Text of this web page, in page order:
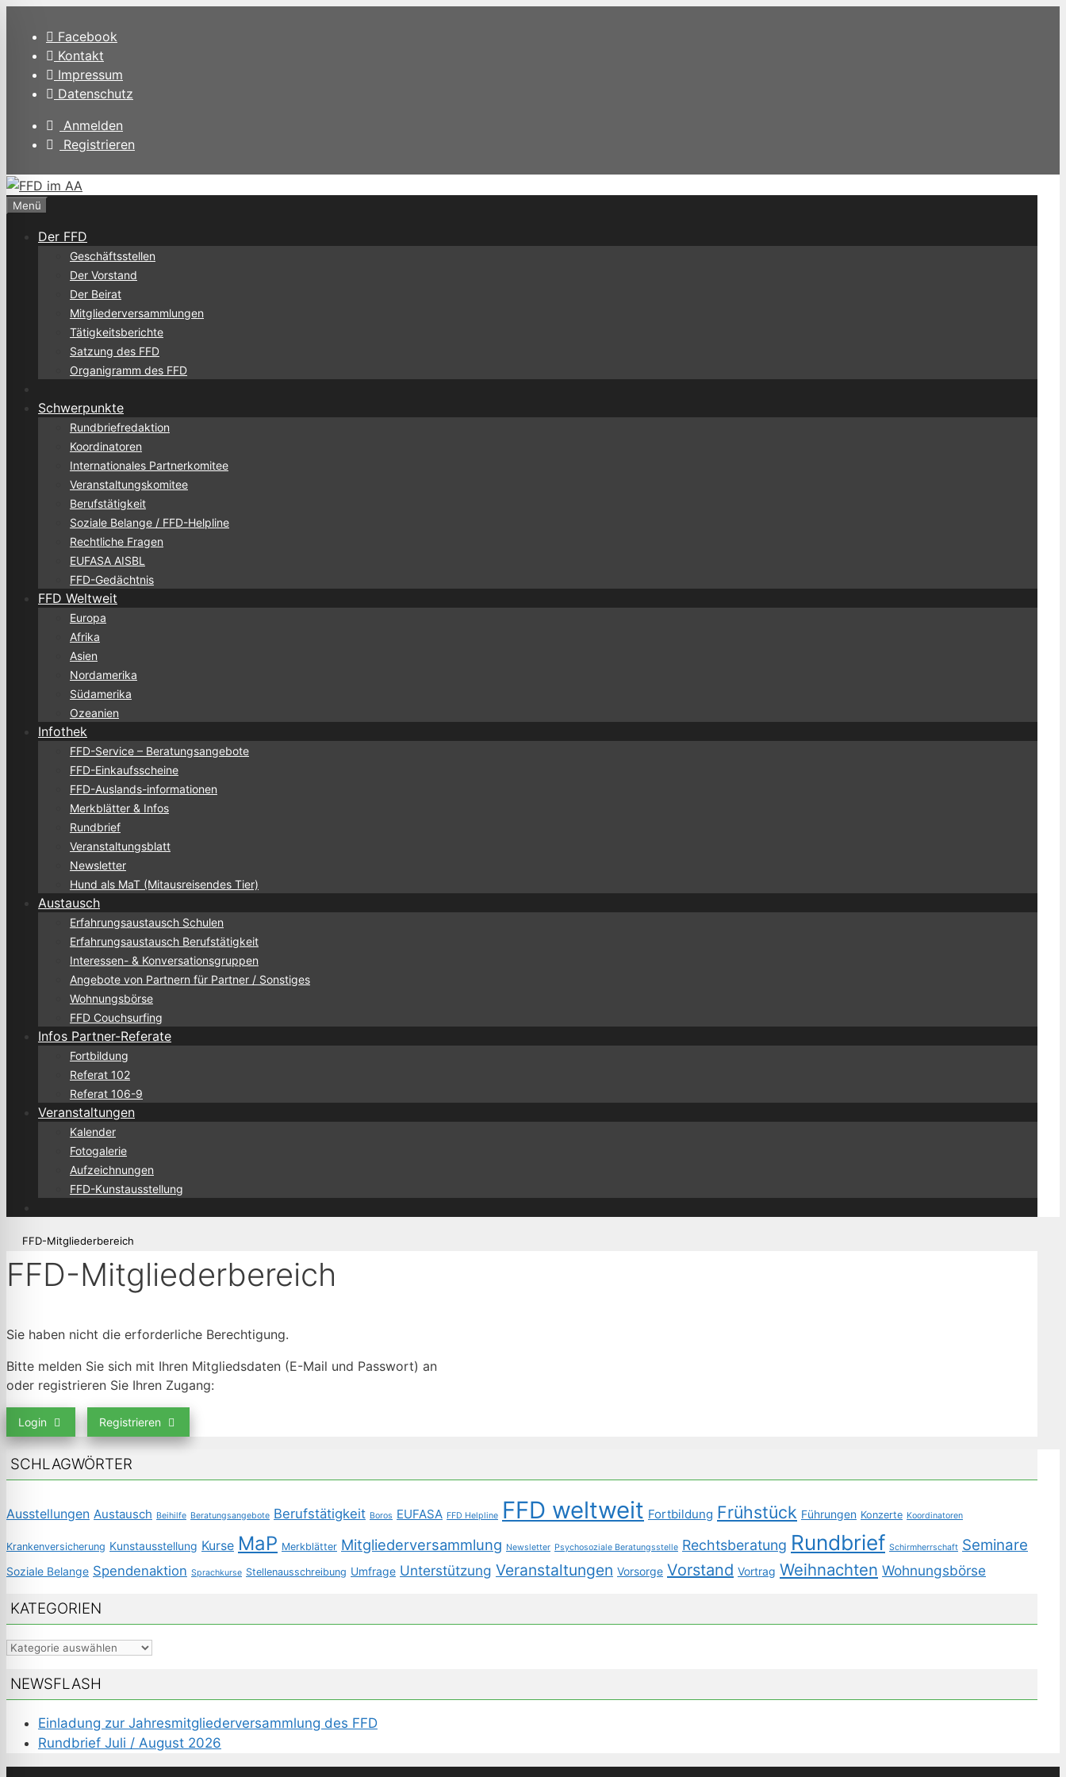
Inhalt
springen
Facebook
Kontakt
Impressum
Datenschutz
Anmelden
Registrieren
Menü
Der FFD
Geschäftsstellen
Der Vorstand
Der Beirat
Mitgliederversammlungen
Tätigkeitsberichte
Satzung des FFD
Organigramm des FFD
Schwerpunkte
Rundbriefredaktion
Koordinatoren
Internationales Partnerkomitee
Veranstaltungskomitee
Berufstätigkeit
Soziale Belange / FFD-Helpline
Rechtliche Fragen
EUFASA AISBL
FFD-Gedächtnis
FFD Weltweit
Europa
Afrika
Asien
Nordamerika
Südamerika
Ozeanien
Infothek
FFD-Service – Beratungsangebote
FFD-Einkaufsscheine
FFD-Auslands-informationen
Merkblätter & Infos
Rundbrief
Veranstaltungsblatt
Newsletter
Hund als MaT (Mitausreisendes Tier)
Austausch
Erfahrungsaustausch Schulen
Erfahrungsaustausch Berufstätigkeit
Interessen- & Konversationsgruppen
Angebote von Partnern für Partner / Sonstiges
Wohnungsbörse
FFD Couchsurfing
Infos Partner-Referate
Fortbildung
Referat 102
Referat 106-9
Veranstaltungen
Kalender
Fotogalerie
Aufzeichnungen
FFD-Kunstausstellung
FFD-Mitgliederbereich
FFD-Mitgliederbereich
Sie haben nicht die erforderliche Berechtigung.
Bitte melden Sie sich mit Ihren Mitgliedsdaten (E-Mail und Passwort) an
oder registrieren Sie Ihren Zugang:
Login Registrieren
SCHLAGWÖRTER
Ausstellungen Austausch Beihilfe Beratungsangebote Berufstätigkeit Boros EUFASA FFD Helpline FFD weltweit Fortbildung Frühstück Führungen Konzerte Koordinatoren
Krankenversicherung Kunstausstellung Kurse MaP Merkblätter Mitgliederversammlung Newsletter Psychosoziale Beratungsstelle Rechtsberatung Rundbrief Schirmherrschaft Seminare
Soziale Belange Spendenaktion Sprachkurse Stellenausschreibung Umfrage Unterstützung Veranstaltungen Vorsorge Vorstand Vortrag Weihnachten Wohnungsbörse
KATEGORIEN
Kategorien
NEWSFLASH
Einladung zur Jahresmitgliederversammlung des FFD
Rundbrief Juli / August 2026